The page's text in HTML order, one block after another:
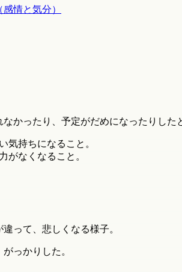
情と気分）
かったり、予定がだめになったりし
気持ちになること。
がなくなること。
って、悲しくなる様子。
っかりした。